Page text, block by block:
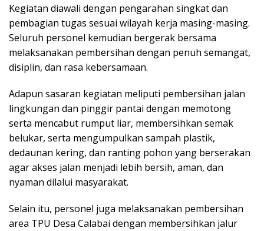
Kegiatan diawali dengan pengarahan singkat dan
pembagian tugas sesuai wilayah kerja masing-masing.
Seluruh personel kemudian bergerak bersama
melaksanakan pembersihan dengan penuh semangat,
disiplin, dan rasa kebersamaan.
Adapun sasaran kegiatan meliputi pembersihan jalan
lingkungan dan pinggir pantai dengan memotong
serta mencabut rumput liar, membersihkan semak
belukar, serta mengumpulkan sampah plastik,
dedaunan kering, dan ranting pohon yang berserakan
agar akses jalan menjadi lebih bersih, aman, dan
nyaman dilalui masyarakat.
Selain itu, personel juga melaksanakan pembersihan
area TPU Desa Calabai dengan membersihkan jalur